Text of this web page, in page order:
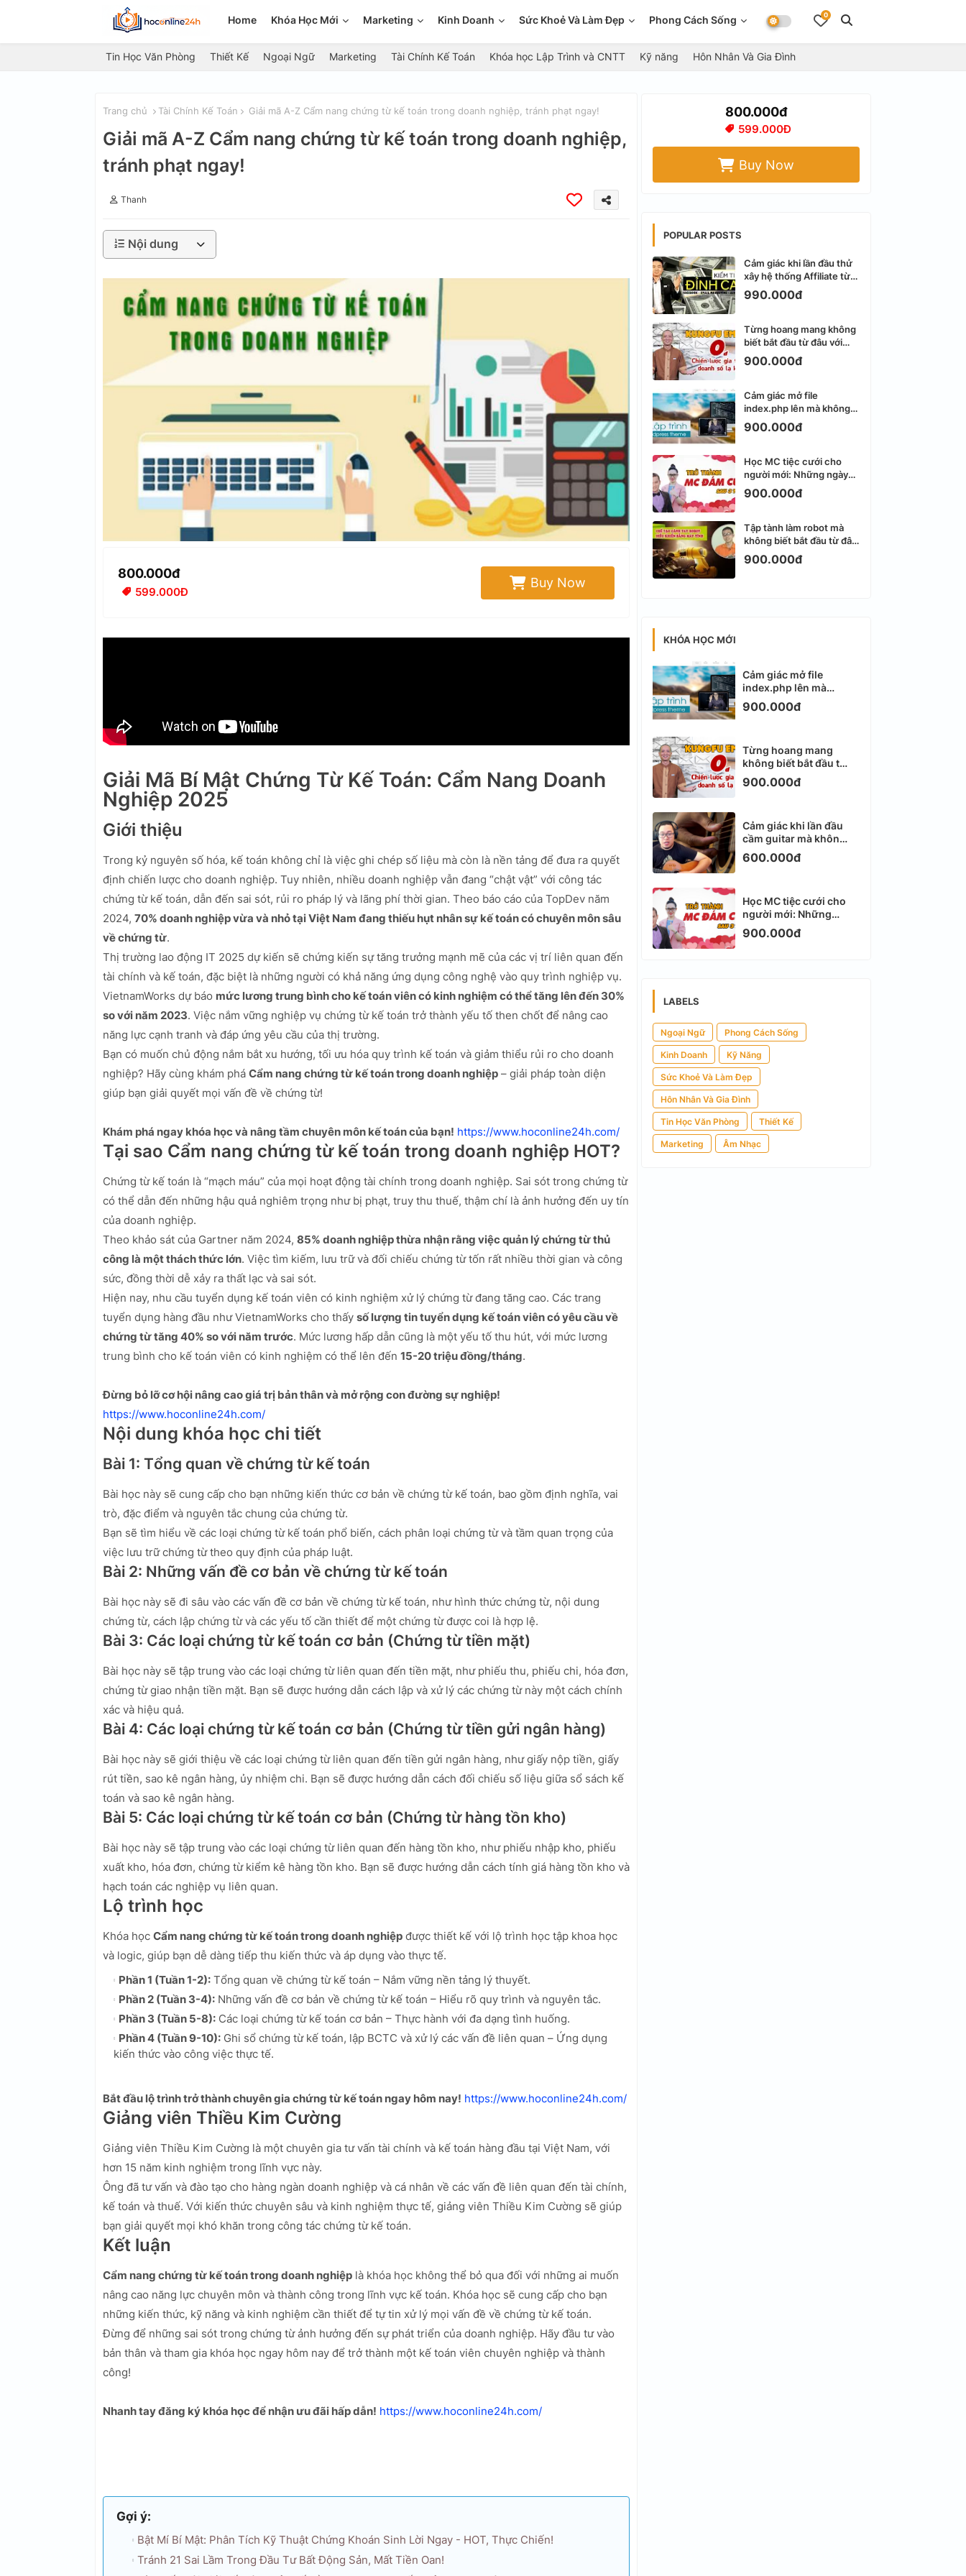
Home Khóa Học Mới Marketing Kinh Doanh Sức Khoẻ Và Làm Đẹp Phong Cách Sống 0
Tin Học Văn Phòng Thiết Kế Ngoại Ngữ Marketing Tài Chính Kế Toán Khóa học Lập Trình và CNTT Kỹ năng Hôn Nhân Và Gia Đình
Trang chủ Tài Chính Kế Toán Giải mã A-Z Cẩm nang chứng từ kế toán trong doanh nghiệp, tránh phạt ngay!
Giải mã A-Z Cẩm nang chứng từ kế toán trong doanh nghiệp,
tránh phạt ngay!
Thanh
Nội dung
800.000đ
599.000Đ
Buy Now
Giải Mã Bí Mật Chứng Từ Kế Toán: Cẩm Nang Doanh
Nghiệp 2025
Giới thiệu
Trong kỷ nguyên số hóa, kế toán không chỉ là việc ghi chép số liệu mà còn là nền tảng để đưa ra quyết
định chiến lược cho doanh nghiệp. Tuy nhiên, nhiều doanh nghiệp vẫn đang “chật vật” với công tác
chứng từ kế toán, dẫn đến sai sót, rủi ro pháp lý và lãng phí thời gian. Theo báo cáo của TopDev năm
2024, 70% doanh nghiệp vừa và nhỏ tại Việt Nam đang thiếu hụt nhân sự kế toán có chuyên môn sâu
về chứng từ.
Thị trường lao động IT 2025 dự kiến sẽ chứng kiến sự tăng trưởng mạnh mẽ của các vị trí liên quan đến
tài chính và kế toán, đặc biệt là những người có khả năng ứng dụng công nghệ vào quy trình nghiệp vụ.
VietnamWorks dự báo mức lương trung bình cho kế toán viên có kinh nghiệm có thể tăng lên đến 30%
so với năm 2023. Việc nắm vững nghiệp vụ chứng từ kế toán trở thành yếu tố then chốt để nâng cao
năng lực cạnh tranh và đáp ứng yêu cầu của thị trường.
Bạn có muốn chủ động nắm bắt xu hướng, tối ưu hóa quy trình kế toán và giảm thiểu rủi ro cho doanh
nghiệp? Hãy cùng khám phá Cẩm nang chứng từ kế toán trong doanh nghiệp – giải pháp toàn diện
giúp bạn giải quyết mọi vấn đề về chứng từ!
Khám phá ngay khóa học và nâng tầm chuyên môn kế toán của bạn! https://www.hoconline24h.com/
Tại sao Cẩm nang chứng từ kế toán trong doanh nghiệp HOT?
Chứng từ kế toán là “mạch máu” của mọi hoạt động tài chính trong doanh nghiệp. Sai sót trong chứng từ
có thể dẫn đến những hậu quả nghiêm trọng như bị phạt, truy thu thuế, thậm chí là ảnh hưởng đến uy tín
của doanh nghiệp.
Theo khảo sát của Gartner năm 2024, 85% doanh nghiệp thừa nhận rằng việc quản lý chứng từ thủ
công là một thách thức lớn. Việc tìm kiếm, lưu trữ và đối chiếu chứng từ tốn rất nhiều thời gian và công
sức, đồng thời dễ xảy ra thất lạc và sai sót.
Hiện nay, nhu cầu tuyển dụng kế toán viên có kinh nghiệm xử lý chứng từ đang tăng cao. Các trang
tuyển dụng hàng đầu như VietnamWorks cho thấy số lượng tin tuyển dụng kế toán viên có yêu cầu về
chứng từ tăng 40% so với năm trước. Mức lương hấp dẫn cũng là một yếu tố thu hút, với mức lương
trung bình cho kế toán viên có kinh nghiệm có thể lên đến 15-20 triệu đồng/tháng.
Đừng bỏ lỡ cơ hội nâng cao giá trị bản thân và mở rộng con đường sự nghiệp!
https://www.hoconline24h.com/
Nội dung khóa học chi tiết
Bài 1: Tổng quan về chứng từ kế toán
Bài học này sẽ cung cấp cho bạn những kiến thức cơ bản về chứng từ kế toán, bao gồm định nghĩa, vai
trò, đặc điểm và nguyên tắc chung của chứng từ.
Bạn sẽ tìm hiểu về các loại chứng từ kế toán phổ biến, cách phân loại chứng từ và tầm quan trọng của
việc lưu trữ chứng từ theo quy định của pháp luật.
Bài 2: Những vấn đề cơ bản về chứng từ kế toán
Bài học này sẽ đi sâu vào các vấn đề cơ bản về chứng từ kế toán, như hình thức chứng từ, nội dung
chứng từ, cách lập chứng từ và các yếu tố cần thiết để một chứng từ được coi là hợp lệ.
Bài 3: Các loại chứng từ kế toán cơ bản (Chứng từ tiền mặt)
Bài học này sẽ tập trung vào các loại chứng từ liên quan đến tiền mặt, như phiếu thu, phiếu chi, hóa đơn,
chứng từ giao nhận tiền mặt. Bạn sẽ được hướng dẫn cách lập và xử lý các chứng từ này một cách chính
xác và hiệu quả.
Bài 4: Các loại chứng từ kế toán cơ bản (Chứng từ tiền gửi ngân hàng)
Bài học này sẽ giới thiệu về các loại chứng từ liên quan đến tiền gửi ngân hàng, như giấy nộp tiền, giấy
rút tiền, sao kê ngân hàng, ủy nhiệm chi. Bạn sẽ được hướng dẫn cách đối chiếu số liệu giữa sổ sách kế
toán và sao kê ngân hàng.
Bài 5: Các loại chứng từ kế toán cơ bản (Chứng từ hàng tồn kho)
Bài học này sẽ tập trung vào các loại chứng từ liên quan đến hàng tồn kho, như phiếu nhập kho, phiếu
xuất kho, hóa đơn, chứng từ kiểm kê hàng tồn kho. Bạn sẽ được hướng dẫn cách tính giá hàng tồn kho và
hạch toán các nghiệp vụ liên quan.
Lộ trình học
Khóa học Cẩm nang chứng từ kế toán trong doanh nghiệp được thiết kế với lộ trình học tập khoa học
và logic, giúp bạn dễ dàng tiếp thu kiến thức và áp dụng vào thực tế.
Phần 1 (Tuần 1-2): Tổng quan về chứng từ kế toán – Nắm vững nền tảng lý thuyết.
Phần 2 (Tuần 3-4): Những vấn đề cơ bản về chứng từ kế toán – Hiểu rõ quy trình và nguyên tắc.
Phần 3 (Tuần 5-8): Các loại chứng từ kế toán cơ bản – Thực hành với đa dạng tình huống.
Phần 4 (Tuần 9-10): Ghi sổ chứng từ kế toán, lập BCTC và xử lý các vấn đề liên quan – Ứng dụng
kiến thức vào công việc thực tế.
Bắt đầu lộ trình trở thành chuyên gia chứng từ kế toán ngay hôm nay! https://www.hoconline24h.com/
Giảng viên Thiều Kim Cường
Giảng viên Thiều Kim Cường là một chuyên gia tư vấn tài chính và kế toán hàng đầu tại Việt Nam, với
hơn 15 năm kinh nghiệm trong lĩnh vực này.
Ông đã tư vấn và đào tạo cho hàng ngàn doanh nghiệp và cá nhân về các vấn đề liên quan đến tài chính,
kế toán và thuế. Với kiến thức chuyên sâu và kinh nghiệm thực tế, giảng viên Thiều Kim Cường sẽ giúp
bạn giải quyết mọi khó khăn trong công tác chứng từ kế toán.
Kết luận
Cẩm nang chứng từ kế toán trong doanh nghiệp là khóa học không thể bỏ qua đối với những ai muốn
nâng cao năng lực chuyên môn và thành công trong lĩnh vực kế toán. Khóa học sẽ cung cấp cho bạn
những kiến thức, kỹ năng và kinh nghiệm cần thiết để tự tin xử lý mọi vấn đề về chứng từ kế toán.
Đừng để những sai sót trong chứng từ ảnh hưởng đến sự phát triển của doanh nghiệp. Hãy đầu tư vào
bản thân và tham gia khóa học ngay hôm nay để trở thành một kế toán viên chuyên nghiệp và thành
công!
Nhanh tay đăng ký khóa học để nhận ưu đãi hấp dẫn! https://www.hoconline24h.com/
Gợi ý:
Bật Mí Bí Mật: Phân Tích Kỹ Thuật Chứng Khoán Sinh Lời Ngay - HOT, Thực Chiến!
Tránh 21 Sai Lầm Trong Đầu Tư Bất Động Sản, Mất Tiền Oan!
800.000đ
599.000Đ
Buy Now
POPULAR POSTS
Cảm giác khi lần đầu thử
xây hệ thống Affiliate từ
Facebook cá nhân
990.000đ
Từng hoang mang không
biết bắt đầu từ đâu với
Email Marketing
900.000đ
Cảm giác mở file
index.php lên mà không
biết viết gì tiếp theo
900.000đ
Học MC tiệc cưới cho
người mới: Những ngày
đầu thực sự khá ngợp
900.000đ
Tập tành làm robot mà
không biết bắt đầu từ đâu
thì dễ nản thật
900.000đ
KHÓA HỌC MỚI
Cảm giác mở file
index.php lên mà
không biết viết gì tiếp
theo
900.000đ
Từng hoang mang
không biết bắt đầu từ
đâu với Email
Marketing
900.000đ
Cảm giác khi lần đầu
cầm guitar mà không
biết bắt đầu từ đâu
600.000đ
Học MC tiệc cưới cho
người mới: Những
ngày đầu thực sự khá
ngợp
900.000đ
LABELS
Ngoại Ngữ Phong Cách Sống
Kinh Doanh Kỹ Năng
Sức Khoẻ Và Làm Đẹp
Hôn Nhân Và Gia Đình
Tin Học Văn Phòng Thiết Kế
Marketing Âm Nhạc